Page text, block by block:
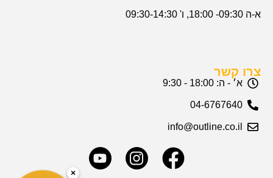
א-ה 09:30- 18:00, ו' 09:30-14:30
צרו קשר
א׳ - ה: 18:00 - 9:30
04-6767640
info@outline.co.il
×